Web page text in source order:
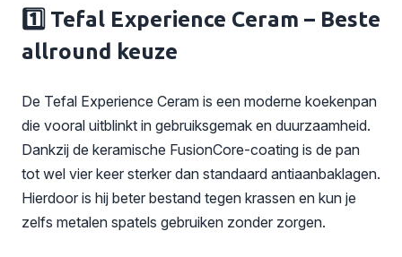
1️⃣ Tefal Experience Ceram – Beste
allround keuze
De Tefal Experience Ceram is een moderne koekenpan
die vooral uitblinkt in gebruiksgemak en duurzaamheid.
Dankzij de keramische FusionCore-coating is de pan
tot wel vier keer sterker dan standaard antiaanbaklagen.
Hierdoor is hij beter bestand tegen krassen en kun je
zelfs metalen spatels gebruiken zonder zorgen.